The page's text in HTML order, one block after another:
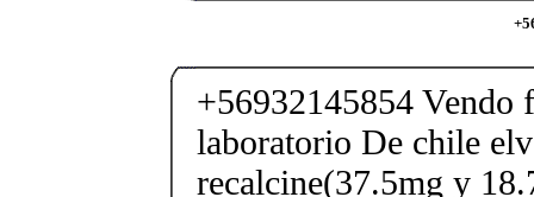
+56932145854 Vendo
laboratorio De chile
recalcine(37.5mg y